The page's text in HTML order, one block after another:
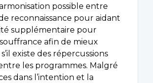
possible entre
reconnaissance pour aidant
supplémentaire pour
afin de mieux
existe des répercussions
les programmes. Malgré
dans l’intention et la